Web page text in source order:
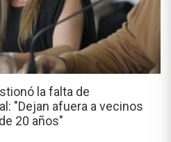
la falta de
"Dejan afuera a vecinos
20 años"